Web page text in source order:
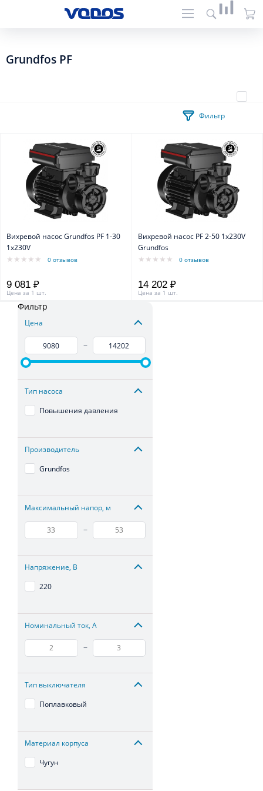
Grundfos PF
Фильтр
Вихревой насос Grundfos PF 1-30
1x230V
0 отзывов
9 081 ₽
Цена за 1 шт.
Вихревой насос PF 2-50 1x230V
Grundfos
0 отзывов
14 202 ₽
Цена за 1 шт.
Фильтр
Цена
–
Тип насоса
Повышения давления
Производитель
Grundfos
Максимальный напор, м
–
Напряжение, В
220
Номинальный ток, А
–
Тип выключателя
Поплавковый
Материал корпуса
Чугун